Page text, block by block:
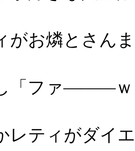
がお燐とさん
「ファ―――ｗ
レティがダイ